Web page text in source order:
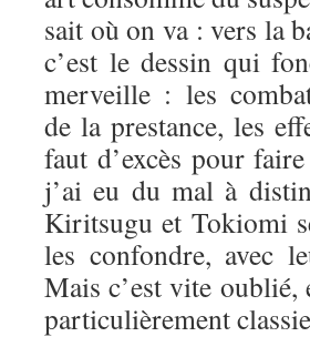
sait où on va : vers la
c’est le dessin qui
merveille : les
de la prestance, les
faut d’excès pour
j’ai eu du mal à
Kiritsugu et Tokiomi
les confondre, avec
Mais c’est vite oublié,
particulièrement